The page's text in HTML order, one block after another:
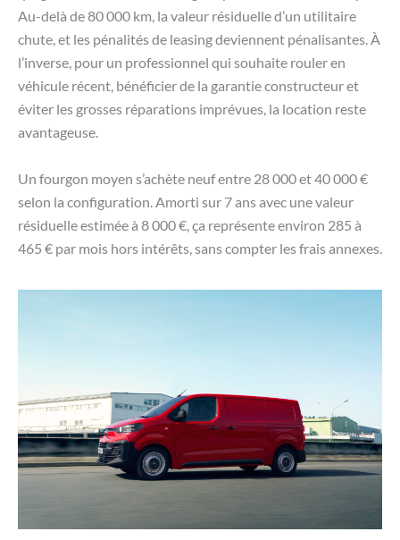
Au-delà de 80 000 km, la valeur résiduelle d’un utilitaire
chute, et les pénalités de leasing deviennent pénalisantes. À
l’inverse, pour un professionnel qui souhaite rouler en
véhicule récent, bénéficier de la garantie constructeur et
éviter les grosses réparations imprévues, la location reste
avantageuse.
Un fourgon moyen s’achète neuf entre 28 000 et 40 000 €
selon la configuration. Amorti sur 7 ans avec une valeur
résiduelle estimée à 8 000 €, ça représente environ 285 à
465 € par mois hors intérêts, sans compter les frais annexes.